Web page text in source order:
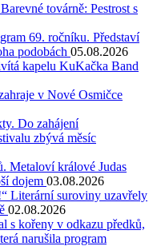
továrně: Pestrost s
69. ročníku. Představí
podobách 05.08.2026
kapelu KuKačka Band
v Nové Osmičce
Do zahájení
zbývá měsíc
Metaloví králové Judas
dojem 03.08.2026
Literární suroviny uzavřely
02.08.2026
s kořeny v odkazu předků,
narušila program